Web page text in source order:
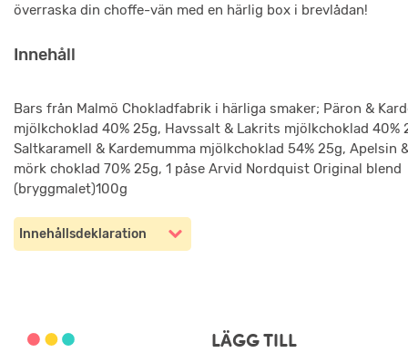
överraska din choffe-vän med en härlig box i brevlådan!
Innehåll
Bars från Malmö Chokladfabrik i härliga smaker; Päron &
mjölkchoklad 40% 25g, Havssalt & Lakrits mjölkchoklad 40%
Saltkaramell & Kardemumma mjölkchoklad 54% 25g, Apelsin
mörk choklad 70% 25g, 1 påse Arvid Nordquist Original blend
(bryggmalet)100g
Innehållsdeklaration
LÄGG TILL